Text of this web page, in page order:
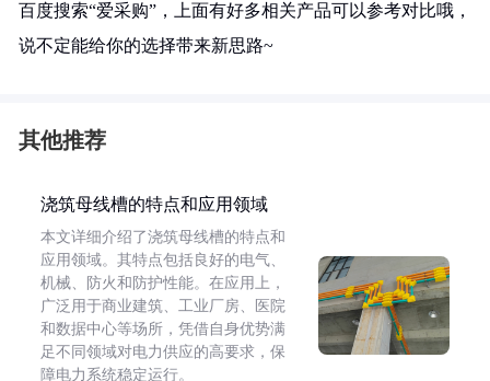
百度搜索“爱采购”，上面有好多相关产品可以参考对比哦，
说不定能给你的选择带来新思路~
其他推荐
浇筑母线槽的特点和应用领域
本文详细介绍了浇筑母线槽的特点和
应用领域。其特点包括良好的电气、
机械、防火和防护性能。在应用上，
广泛用于商业建筑、工业厂房、医院
和数据中心等场所，凭借自身优势满
足不同领域对电力供应的高要求，保
障电力系统稳定运行。